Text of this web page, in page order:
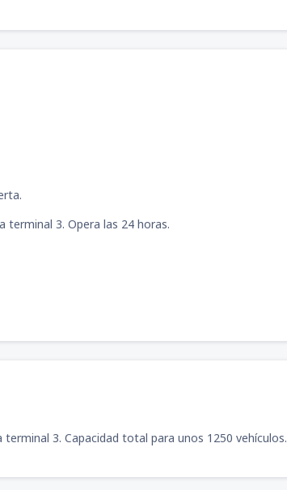
terminal 3. Opera las 24 horas.
3. Capacidad total para unos 1250 vehículos.